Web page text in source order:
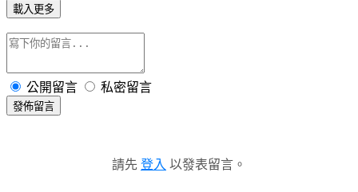
載入更多
公開留言 私密留言
發佈留言
請先 登入 以發表留言。